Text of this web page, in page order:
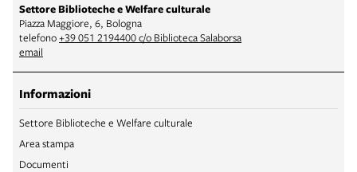
Settore Biblioteche e Welfare culturale
Piazza Maggiore, 6, Bologna
telefono+39 051 2194400 c/o Biblioteca Salaborsa
email
Informazioni
Settore Biblioteche e Welfare culturale
Area stampa
Documenti